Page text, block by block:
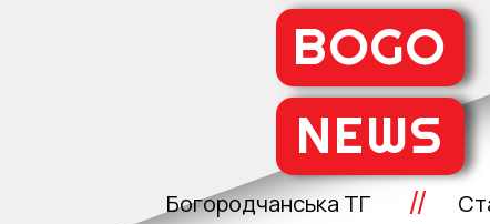
BOGO
NEWS
Богородчанська ТГ //